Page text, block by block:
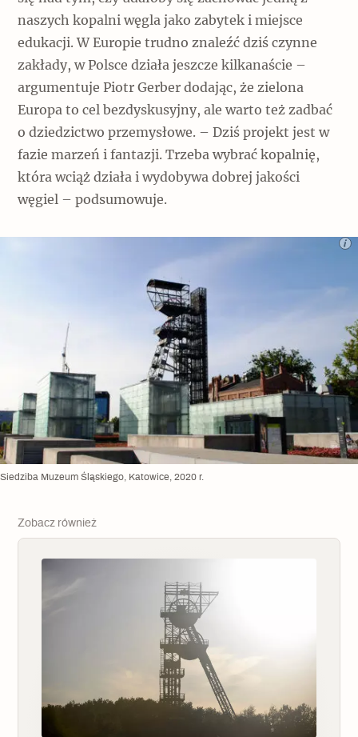
naszych kopalni węgla jako zabytek i miejsce
edukacji. W Europie trudno znaleźć dziś czynne
zakłady, w Polsce działa jeszcze kilkanaście –
argumentuje Piotr Gerber dodając, że zielona
Europa to cel bezdyskusyjny, ale warto też zadbać
o dziedzictwo przemysłowe. – Dziś projekt jest w
fazie marzeń i fantazji. Trzeba wybrać kopalnię,
która wciąż działa i wydobywa dobrej jakości
węgiel – podsumowuje.
Siedziba Muzeum Śląskiego, Katowice, 2020 r.
Zobacz również